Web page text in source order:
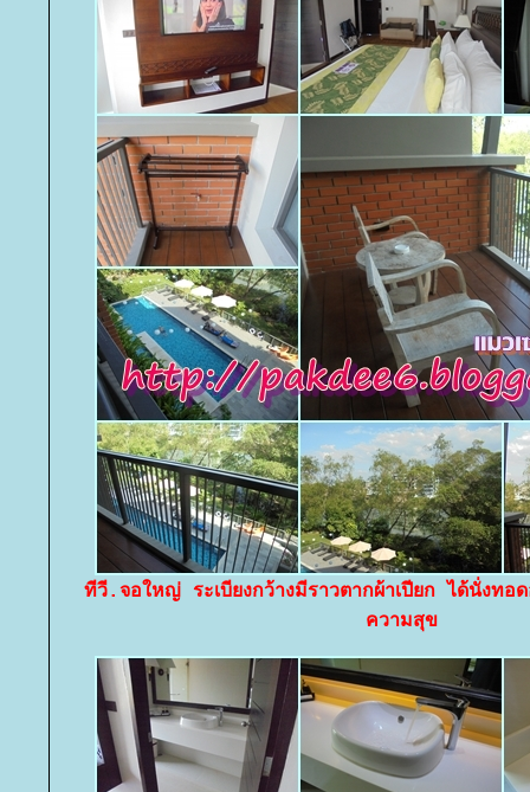
ทีวี.จอใหญ่ ระเบียงกว้างมีราวตากผ้าเปียก ได้นั่งทอ
ความสุข